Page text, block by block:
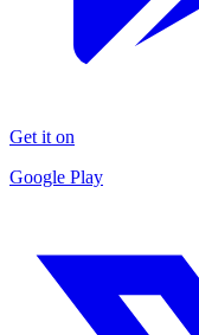
Get it on
Google Play